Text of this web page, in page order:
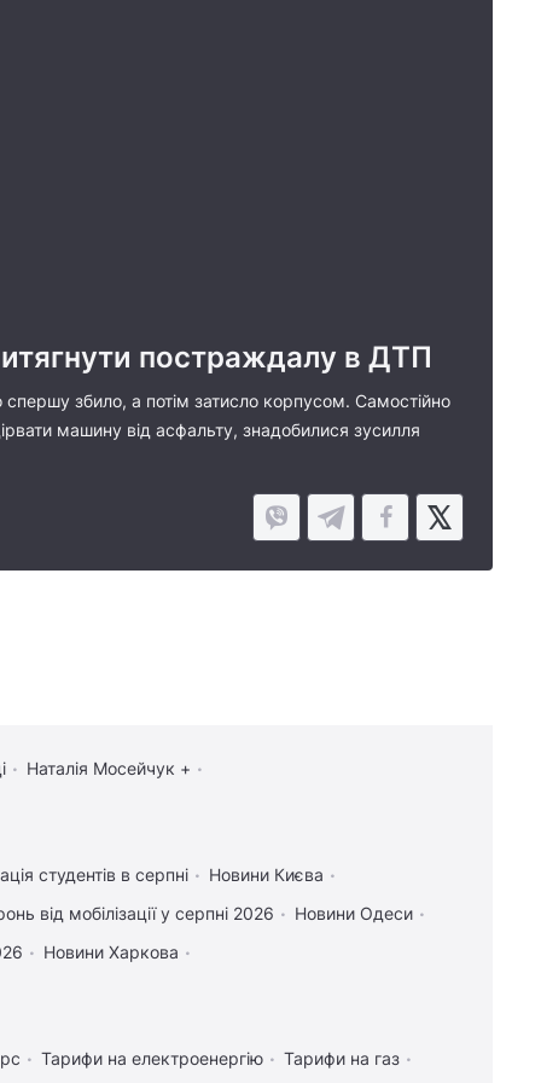
постраждалу в ДТП
збило, а потім затисло корпусом. Самостійно
машину від асфальту, знадобилися зусилля
Наталія Мосейчук +
студентів в серпні
Новини Києва
від мобілізації у серпні 2026
Новини Одеси
Новини Харкова
Тарифи на електроенергію Тарифи на газ